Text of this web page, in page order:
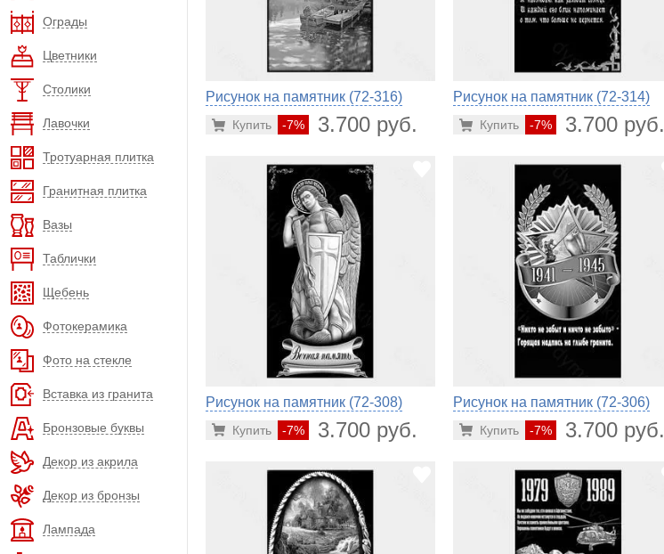
Ограды
Цветники
Столики
Лавочки
Тротуарная плитка
Гранитная плитка
Вазы
Таблички
Щебень
Фотокерамика
Фото на стекле
Вставка из гранита
Бронзовые буквы
Декор из акрила
Декор из бронзы
Лампада
Рисунок на памятник (72-316)
-7% 3.700 руб.
Купить
Рисунок на памятник (72-314)
-7% 3.700 руб.
Купить
Рисунок на памятник (72-308)
-7% 3.700 руб.
Купить
Рисунок на памятник (72-306)
-7% 3.700 руб.
Купить